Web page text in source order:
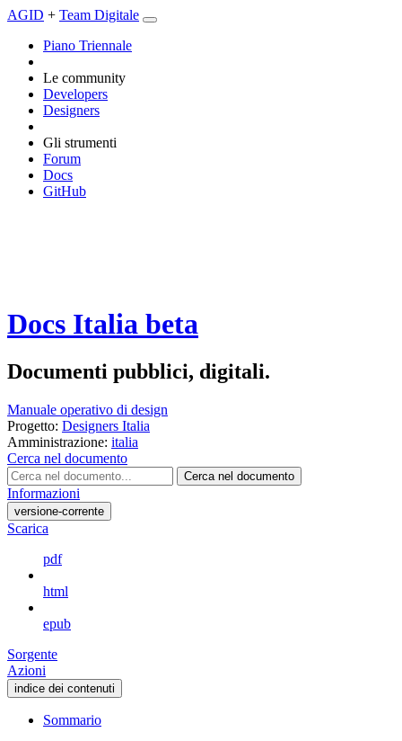
AGID + Team Digitale
Piano Triennale
Le community
Developers
Designers
Gli strumenti
Forum
Docs
GitHub
Docs Italia beta
Documenti pubblici, digitali.
Manuale operativo di design
Progetto: Designers Italia
Amministrazione: italia
Cerca nel documento
Cerca nel documento
Informazioni
versione-corrente
Scarica
pdf
html
epub
Sorgente
Azioni
indice dei contenuti
Sommario